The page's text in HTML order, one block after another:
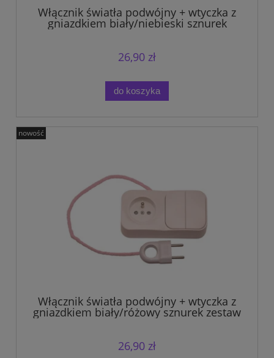
Włącznik światła podwójny + wtyczka z
gniazdkiem biały/niebieski sznurek
zestaw na tablicę manipulacyjną.
26,90 zł
do koszyka
Włącznik światła podwójny + wtyczka z
gniazdkiem biały/różowy sznurek zestaw
na tablicę manipulacyjną.
26,90 zł
nowość